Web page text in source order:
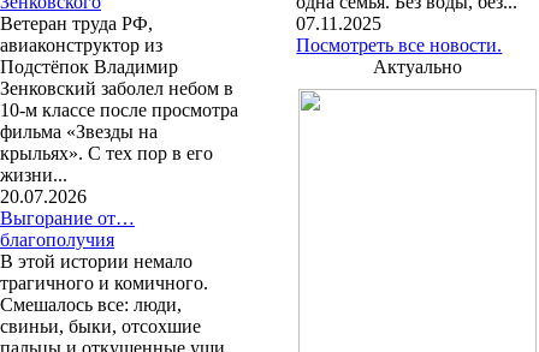
Ветеран труда РФ,
авиаконструктор из
Подстёпок Владимир
Зенковский заболел небом в
10-м классе после просмотра
фильма «Звезды на
крыльях». С тех пор в его
жизни...
20.07.2026
Выгорание от…
благополучия
В этой истории немало
трагичного и комичного.
Смешалось все: люди,
свиньи, быки, отсохшие
пальцы и откушенные уши,
07.11.2025
Посмотреть все новости.
Актуально